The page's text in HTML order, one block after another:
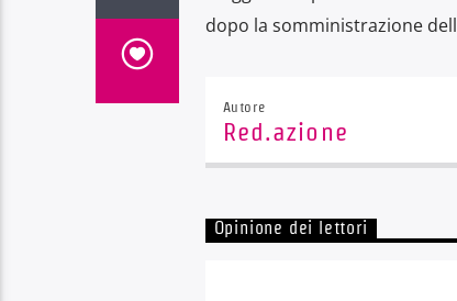
dopo la somministrazione
Autore
Red.azione
Opinione dei lettori